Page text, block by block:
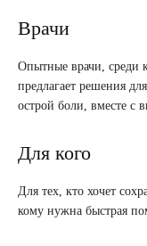
Врачи
Опытные врачи, среди
предлагает решения
острой боли, вместе с
Для кого
Для тех, кто хочет
кому нужна быстрая